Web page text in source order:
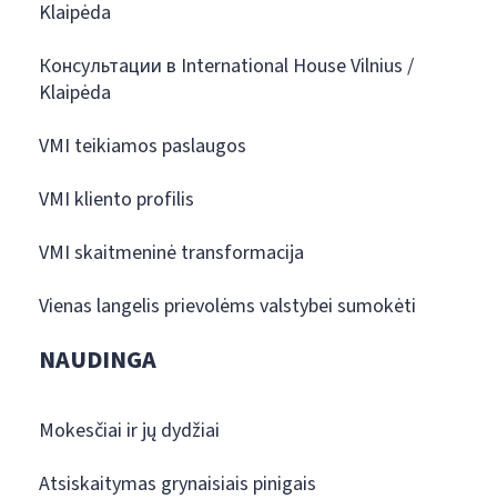
Klaipėda
Консультации в International House Vilnius /
Klaipėda
VMI teikiamos paslaugos
VMI kliento profilis
VMI skaitmeninė transformacija
Vienas langelis prievolėms valstybei sumokėti
NAUDINGA
Mokesčiai ir jų dydžiai
Atsiskaitymas grynaisiais pinigais